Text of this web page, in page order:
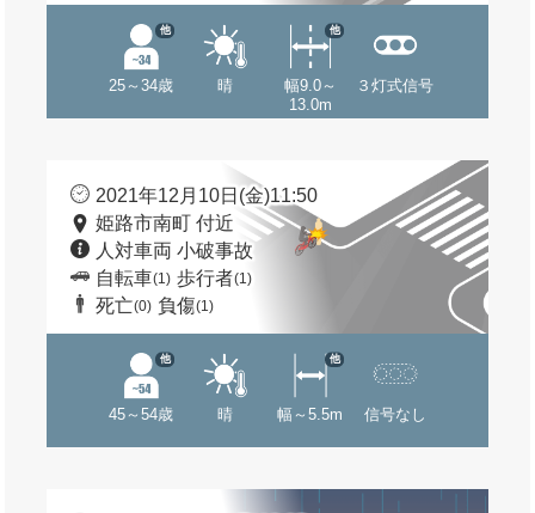
25～34歳
他
晴
幅9.0～
13.0m
他
３灯式信号
2021年12月10日(金)11:50
姫路市南町 付近
人対車両 小破事故
自転車(1) 歩行者(1)
死亡(0) 負傷(1)
45～54歳
他
晴 幅～5.5m
他
信号なし